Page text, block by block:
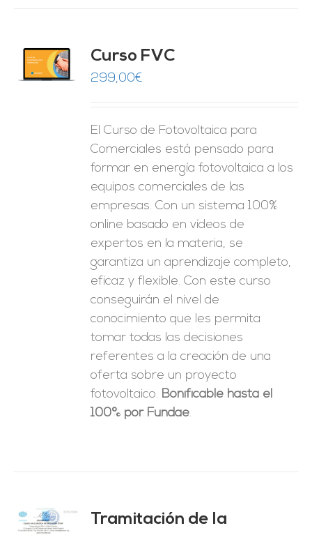
Curso FVC
299,00€
El Curso de Fotovoltaica para
Comerciales está pensado para
formar en energía fotovoltaica a los
equipos comerciales de las
empresas. Con un sistema 100%
online basado en vídeos de
expertos en la materia, se
garantiza un aprendizaje completo,
eficaz y flexible. Con este curso
conseguirán el nivel de
conocimiento que les permita
tomar todas las decisiones
referentes a la creación de una
oferta sobre un proyecto
fotovoltaico. Bonificable hasta el
100% por Fundae.
Tramitación de la